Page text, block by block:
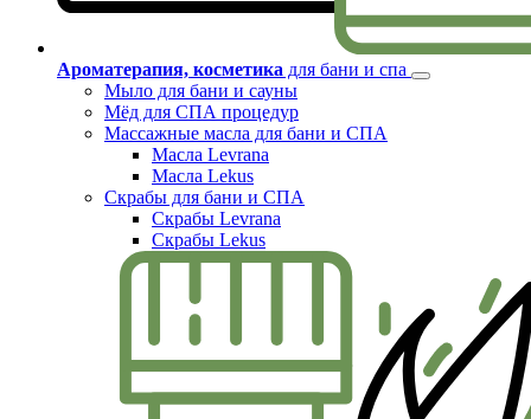
Ароматерапия, косметика для бани и спа
Мыло для бани и сауны
Мёд для СПА процедур
Массажные масла для бани и СПА
Масла Levrana
Масла Lekus
Скрабы для бани и СПА
Скрабы Levrana
Скрабы Lekus